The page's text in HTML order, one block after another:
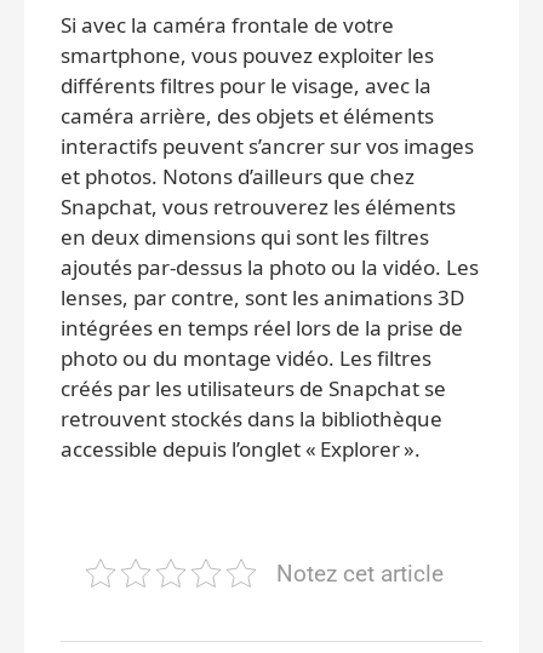
Si avec la caméra frontale de votre
smartphone, vous pouvez exploiter les
différents filtres pour le visage, avec la
caméra arrière, des objets et éléments
interactifs peuvent s’ancrer sur vos images
et photos. Notons d’ailleurs que chez
Snapchat, vous retrouverez les éléments
en deux dimensions qui sont les filtres
ajoutés par-dessus la photo ou la vidéo. Les
lenses, par contre, sont les animations 3D
intégrées en temps réel lors de la prise de
photo ou du montage vidéo. Les filtres
créés par les utilisateurs de Snapchat se
retrouvent stockés dans la bibliothèque
accessible depuis l’onglet « Explorer ».
Notez cet article